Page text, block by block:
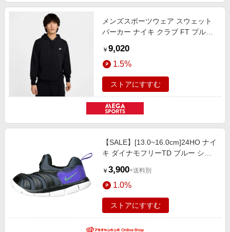
メンズスポーツウェア スウェット
パーカー ナイキ クラブ FT プルオ
BLACK/WHITE FN3867-010
￥ 9,020
1.5%
ストアにすすむ
【SALE】[13.0~16.0cm]24HO ナイ
キ ダイナモフリーTD ブルー シュ
ション小物 ベビー・キッズシュー
ズ
￥ 3,900+送料別
1.0%
ストアにすすむ